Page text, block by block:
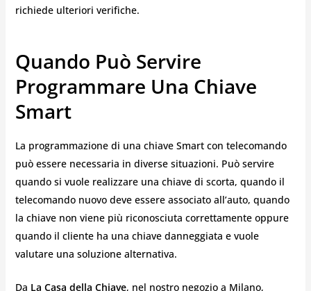
richiede ulteriori verifiche.
Quando Può Servire
Programmare Una Chiave
Smart
La programmazione di una chiave Smart con telecomando
può essere necessaria in diverse situazioni. Può servire
quando si vuole realizzare una chiave di scorta, quando il
telecomando nuovo deve essere associato all’auto, quando
la chiave non viene più riconosciuta correttamente oppure
quando il cliente ha una chiave danneggiata e vuole
valutare una soluzione alternativa.
Da La Casa della Chiave, nel nostro negozio a Milano,